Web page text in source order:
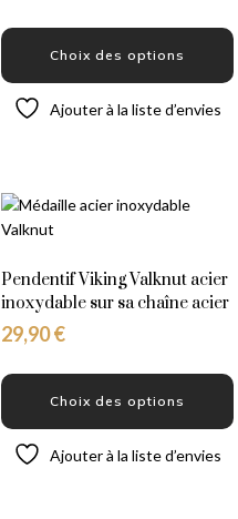
Choix des options
Ajouter à la liste d’envies
Pendentif Viking Valknut acier
inoxydable sur sa chaîne acier
29,90€
Choix des options
Ajouter à la liste d’envies